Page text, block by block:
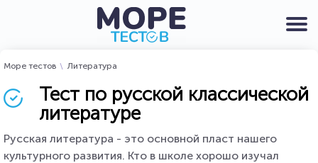
Море тестов Литература
Тест по русской классической
литературе
Русская литература - это основной пласт нашего
культурного развития. Кто в школе хорошо изучал